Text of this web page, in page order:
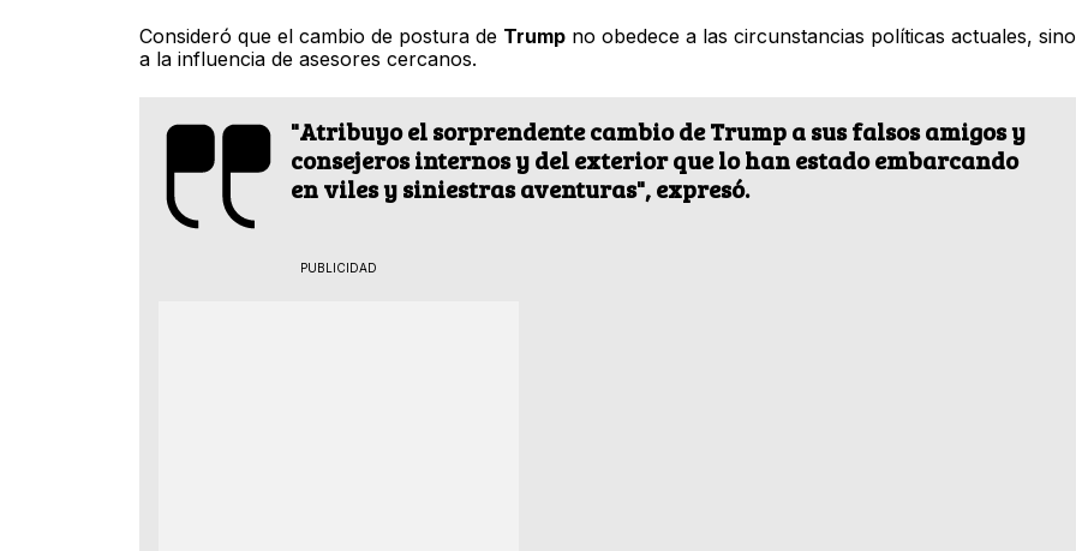
Consideró que el cambio de postura de Trumpno obedece a las circunstancias políticas actuales, sino
a la influencia de asesores cercanos.
"Atribuyo el sorprendente cambio de Trump a sus falsos amigos y
consejeros internos y del exterior que lo han estado embarcando
en viles y siniestras aventuras", expresó.
PUBLICIDAD